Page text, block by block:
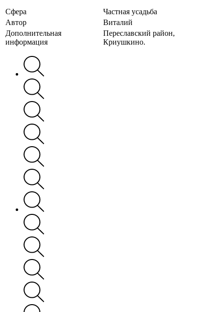
Сфера
Частная усадьба
Автор
Виталий
Дополнительная
информация
Переславский район,
Криушкино.